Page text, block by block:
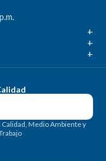
Medio Ambiente y